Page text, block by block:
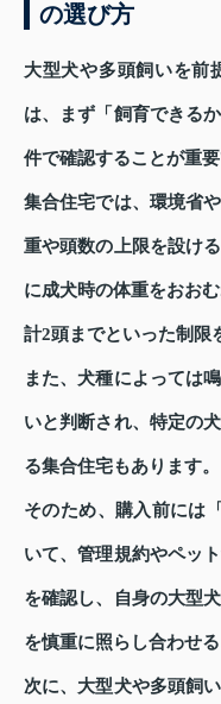
の選び方
大型犬や多頭飼いを前
は、まず「飼育できる
件で確認することが重要
集合住宅では、環境省
重や頭数の上限を設け
に成犬時の体重をおお
計2頭までといった制限
また、犬種によっては
いと判断され、特定の
る集合住宅もあります。
そのため、購入前には
いて、管理規約やペッ
を確認し、自身の大型
を慎重に照らし合わせ
次に、大型犬や多頭飼